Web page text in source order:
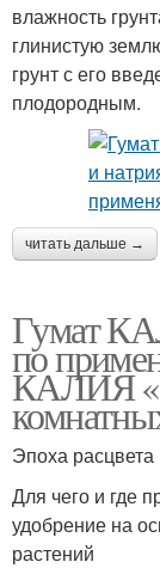
влажность
глинистую
грунт с его
плодородным.
читать дальше →
Гумат
по
КАЛИЯ
Эпоха расцвета
Для чего и где
удобрение на
растений